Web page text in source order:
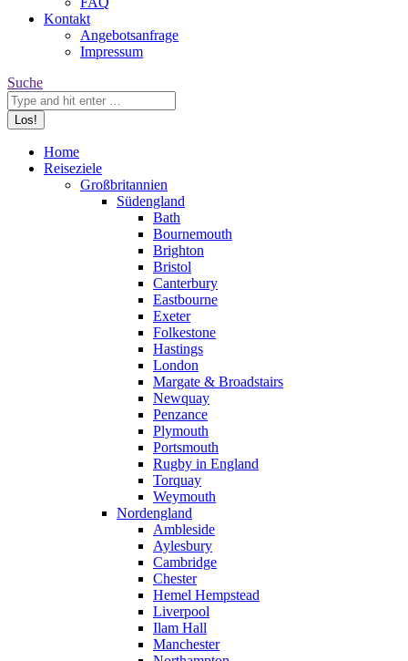
Kontakt
Angebotsanfrage
Impressum
Search:
Suche
Home
Reiseziele
Großbritannien
Südengland
Bath
Bournemouth
Brighton
Bristol
Canterbury
Eastbourne
Exeter
Folkestone
Hastings
London
Margate & Broadstairs
Newquay
Penzance
Plymouth
Portsmouth
Rugby in England
Torquay
Weymouth
Nordengland
Ambleside
Aylesbury
Cambridge
Chester
Hemel Hempstead
Liverpool
Ilam Hall
Manchester